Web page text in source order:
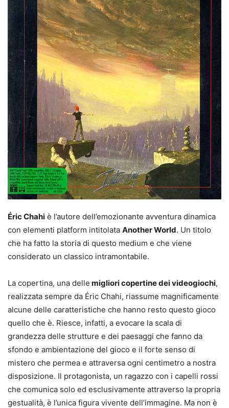
Éric Chahi è l’autore dell’emozionante avventura dinamica
con elementi platform intitolata Another World. Un titolo
che ha fatto la storia di questo medium e che viene
considerato un classico intramontabile.
La copertina, una delle migliori copertine dei videogiochi,
realizzata sempre da Éric Chahi, riassume magnificamente
alcune delle caratteristiche che hanno resto questo gioco
quello che è. Riesce, infatti, a evocare la scala di
grandezza delle strutture e dei paesaggi che fanno da
sfondo e ambientazione del gioco e il forte senso di
mistero che permea e attraversa ogni centimetro a nostra
disposizione. Il protagonista, un ragazzo con i capelli rossi
che comunica solo ed esclusivamente attraverso la propria
gestualità, è l’unica figura vivente dell’immagine. Ma non è